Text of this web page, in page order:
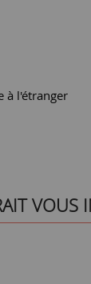
à l'étranger
VOUS